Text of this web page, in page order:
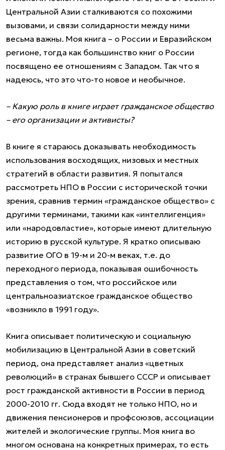
Центральной Азии сталкиваются со похожими
вызовами, и связи солидарности между ними
весьма важны. Моя книга – о России и Евразийском
регионе, тогда как большинство книг о России
посвящено ее отношениям с Западом. Так что я
надеюсь, что это что-то новое и необычное.
– Какую роль в книге играет гражданское общество
– его организации и активисты?
В книге я стараюсь доказывать необходимость
использования восходящих, низовых и местных
стратегий в области развития. Я попытался
рассмотреть НПО в России с исторической точки
зрения, сравнив термин «гражданское общество» с
другими терминами, такими как «интеллигенция»
или «народовластие», которые имеют длительную
историю в русской культуре. Я кратко описываю
развитие ОГО в 19-м и 20-м веках, т.е. до
переходного периода, показывая ошибочность
представления о том, что российское или
центральноазиатское гражданское общество
«возникло в 1991 году».
Книга описывает политическую и социальную
мобилизацию в Центральной Азии в советский
период, она представляет анализ «цветных
революций» в странах бывшего СССР и описывает
рост гражданской активности в России в период
2000-2010 гг. Сюда входят не только НПО, но и
движения пенсионеров и профсоюзов, ассоциации
жителей и экологические группы. Моя книга во
многом основана на конкретных примерах, то есть